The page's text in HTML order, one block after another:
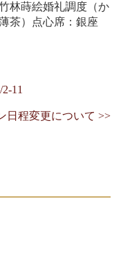
林蒔絵婚礼調度（か
茶）点心席：銀座
11
日程変更について >>